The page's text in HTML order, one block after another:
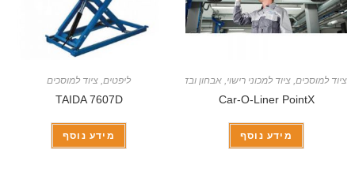
ציוד למוסכים, ציוד למכוני רישוי, אבחון ובדיקה
Car-O-Liner PointX
מידע נוסף
ליפטים, ציוד למוסכים
TAIDA 7607D
מידע נוסף